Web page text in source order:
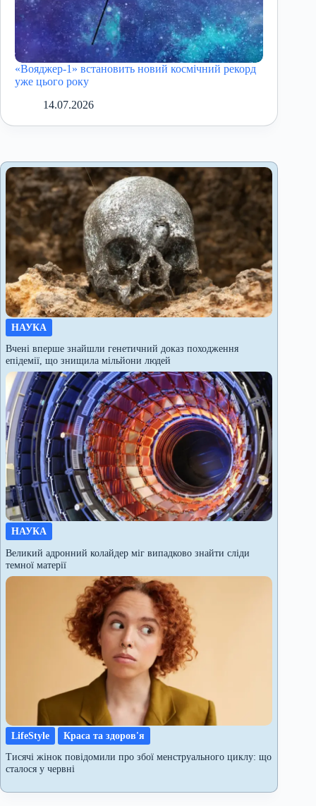
«Вояджер-1» встановить новий космічний рекорд
уже цього року
14.07.2026
НАУКА
Вчені вперше знайшли генетичний доказ походження
епідемії, що знищила мільйони людей
НАУКА
Великий адронний колайдер міг випадково знайти сліди
темної матерії
LifeStyle
Краса та здоров'я
Тисячі жінок повідомили про збої менструального циклу: що
сталося у червні